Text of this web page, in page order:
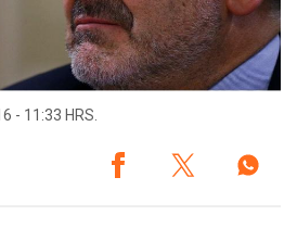
- 11:33 HRS.